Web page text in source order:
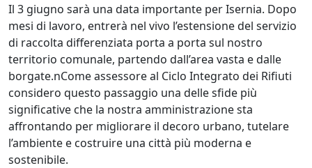
Il 3 giugno sarà una data importante per Isernia. Dopo
mesi di lavoro, entrerà nel vivo l’estensione del servizio
di raccolta differenziata porta a porta sul nostro
territorio comunale, partendo dall’area vasta e dalle
borgate.nCome assessore al Ciclo Integrato dei Rifiuti
considero questo passaggio una delle sfide più
significative che la nostra amministrazione sta
affrontando per migliorare il decoro urbano, tutelare
l’ambiente e costruire una città più moderna e
sostenibile.